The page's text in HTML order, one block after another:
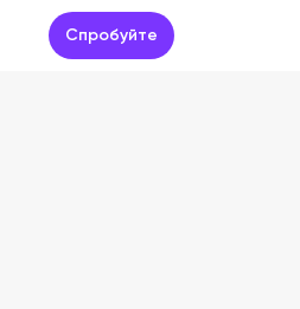
Спробуйте